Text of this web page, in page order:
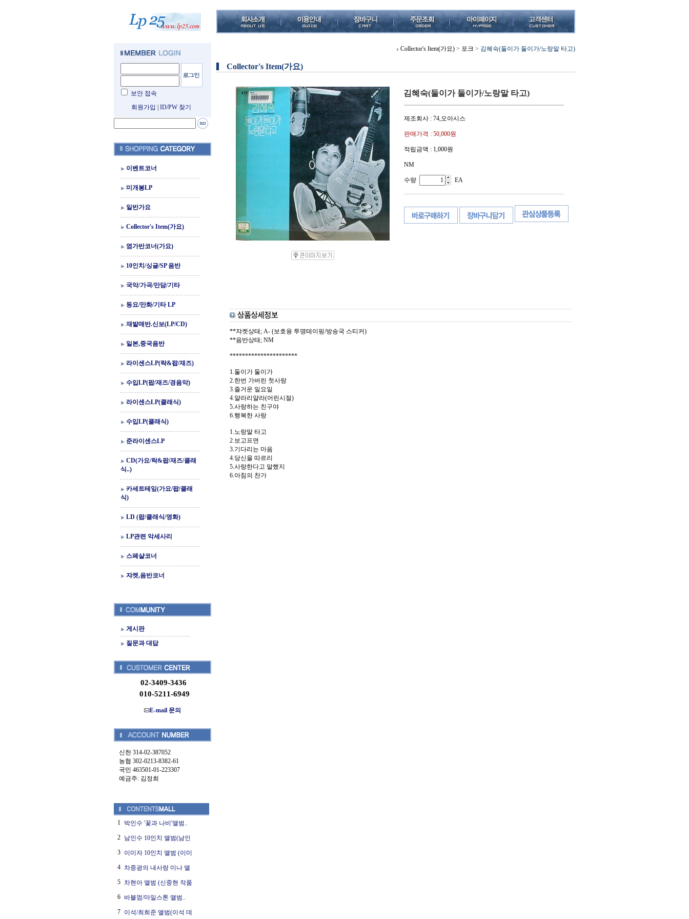
보안 접속
회원가입
ID/PW 찾기
이벤트코너
미개봉LP
일반가요
Collector's Item(가요)
염가반코너(가요)
10인치/싱글/SP 음반
국악/가곡/만담/기타
동요/만화/기타 LP
재발매반.신보(LP/CD)
일본,중국음반
라이센스LP(락&팝/재즈)
수입LP(팝/재즈/경음악)
라이센스LP(클래식)
수입LP(클래식)
준라이센스LP
CD(가요/락&팝/재즈/클래
식..)
카세트테잎(가요/팝/클래
식)
LD (팝/클래식/영화)
LP관련 악세사리
스페샬코너
쟈켓,음반코너
게시판
질문과 대답
02-3409-3436
010-5211-6949
E-mail 문의
신한 314-02-387052
농협 302-0213-8382-61
국민 463501-01-223307
예금주: 김정희
1 박인수 '꽃과 나비'앨범..
2 남인수 10인치 앨범(남인
3 이미자 10인치 앨범 (이미
4 차중광의 내사랑 미나 앨
5 차현아 앨범 (신중현 작품
6 바블껌/마일스톤 앨범..
7 이석/최희준 앨범(이석 데
Collector's Item(가요) > 포크 > 김혜숙(둘이가 둘이가/노랑말 타고)
Collector's Item(가요)
김혜숙(둘이가 둘이가/노랑말 타고)
제조회사 : 74,오아시스
판매가격 : 50,000원
적립금액 : 1,000원
NM
수량 EA
**쟈켓상태; A- (보호용 투명테이핑/방송국 스티커)
**음반상태; NM
**********************
1.둘이가 둘이가
2.한번 가버린 첫사랑
3.즐거운 일요일
4.얄라리얄라(어린시절)
5.사랑하는 친구야
6.행복한 사랑
1.노랑말 타고
2.보고프면
3.기다리는 마음
4.당신을 따르리
5.사랑한다고 말했지
6.아침의 찬가